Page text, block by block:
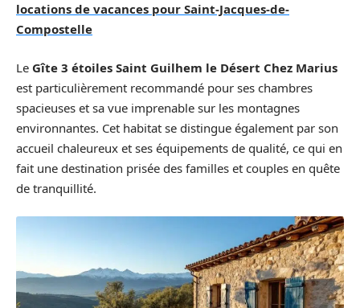
locations de vacances pour Saint-Jacques-de-
Compostelle
Le Gîte 3 étoiles Saint Guilhem le Désert Chez Marius
est particulièrement recommandé pour ses chambres
spacieuses et sa vue imprenable sur les montagnes
environnantes. Cet habitat se distingue également par son
accueil chaleureux et ses équipements de qualité, ce qui en
fait une destination prisée des familles et couples en quête
de tranquillité.